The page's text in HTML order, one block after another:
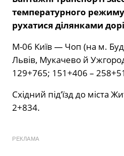
температурного
рухатися ділянками
М-06 Київ — Чоп (на м.
Львів, Мукачево й
129+765; 151+406 –
Східний під’їзд до міста
2+834.
РЕКЛАМА